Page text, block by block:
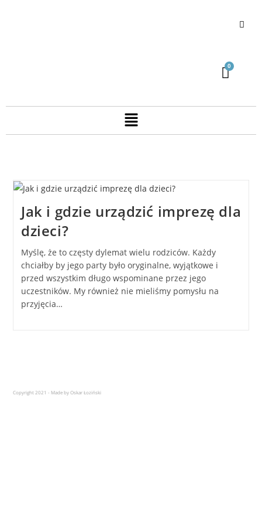
Jak i gdzie urządzić imprezę dla
dzieci?
Myślę, że to częsty dylemat wielu rodziców. Każdy
chciałby by jego party było oryginalne, wyjątkowe i
przed wszystkim długo wspominane przez jego
uczestników. My również nie mieliśmy pomysłu na
przyjęcia…
Copyright 2021 - Made by Oskar Łoziński